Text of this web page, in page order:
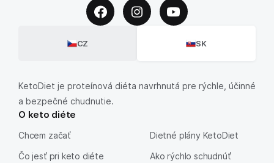
CZ SK
KetoDiet je proteínová diéta navrhnutá pre rýchle, účinné
a bezpečné chudnutie.
O keto diéte
Chcem začať
Čo jesť pri keto diéte
Dietné plány KetoDiet
Ako rýchlo schudnúť